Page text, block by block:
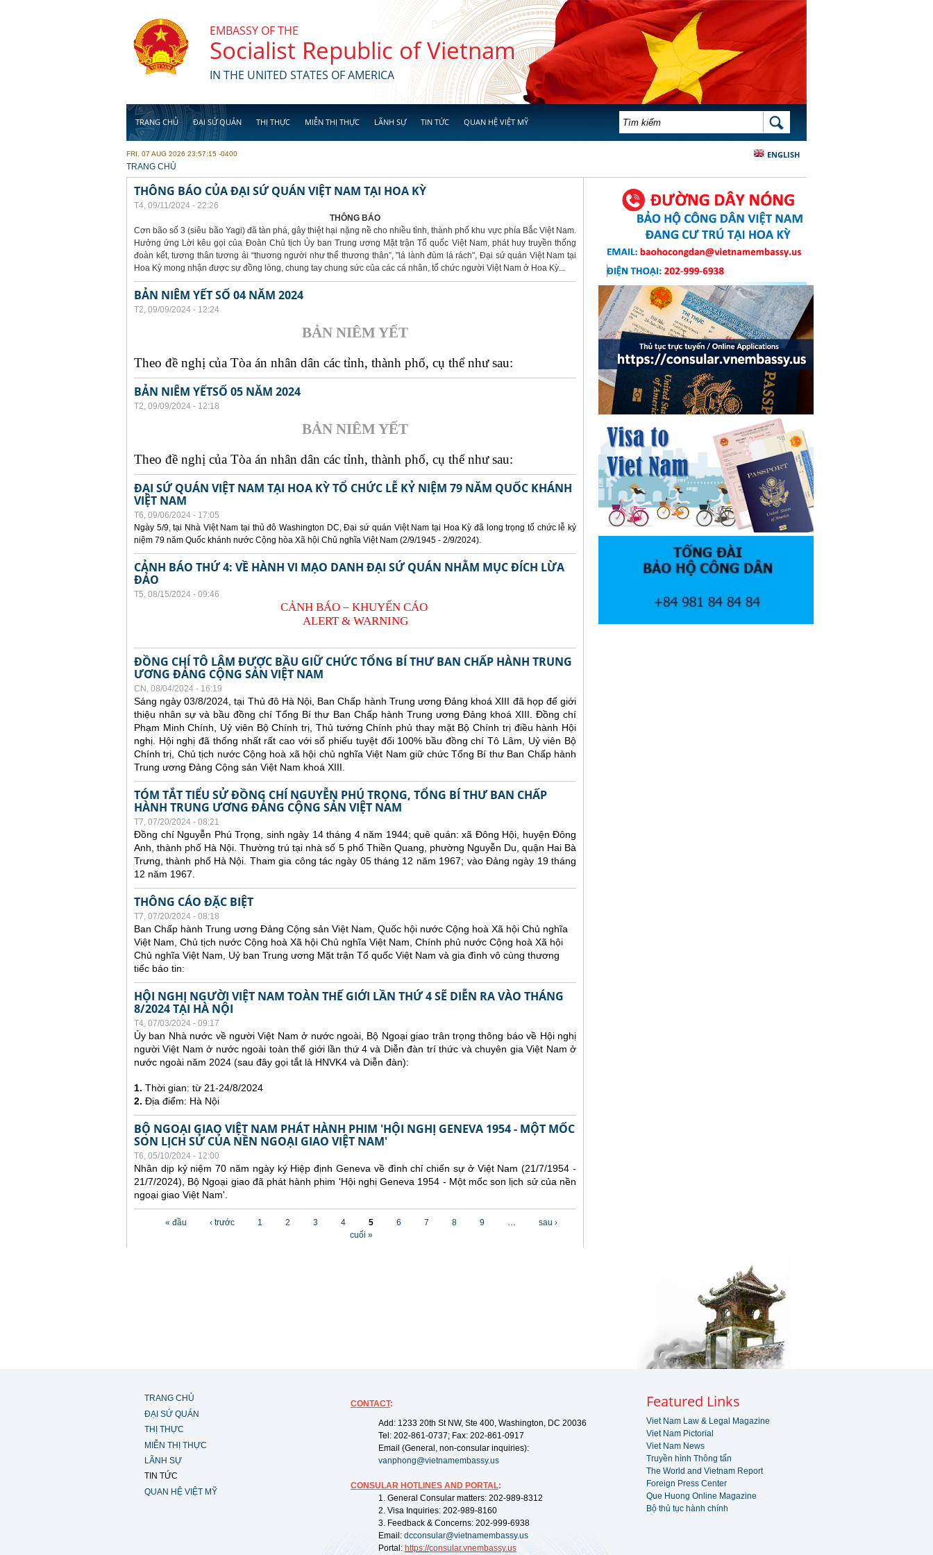
EMBASSY OF THE
Socialist Republic of Vietnam
IN THE UNITED STATES OF AMERICA
TRANG CHỦ ĐẠI SỨ QUÁN THỊ THỰC MIỄN THỊ THỰC LÃNH SỰ TIN TỨC QUAN HỆ VIỆT MỸ BIỂU MẪU TÌM KIẾM TÌM KIẾM
ENGLISH
FRI, 07 AUG 2026 23:57:15 -0400
YOU ARE HERE
TRANG CHỦ
THÔNG BÁO CỦA ĐẠI SỨ QUÁN VIỆT NAM TẠI HOA KỲ
T4, 09/11/2024 - 22:26
THÔNG BÁO
Cơn bão số 3 (siêu bão Yagi) đã tàn phá, gây thiệt hại nặng nề cho nhiều tỉnh, thành phố khu vực phía Bắc Việt Nam.
Hưởng ứng Lời kêu gọi của Đoàn Chủ tịch Ủy ban Trung ương Mặt trận Tổ quốc Việt Nam, phát huy truyền thống
đoàn kết, tương thân tương ái “thương người như thể thương thân”, "lá lành đùm lá rách", Đại sứ quán Việt Nam tại
Hoa Kỳ mong nhận được sự đồng lòng, chung tay chung sức của các cá nhân, tổ chức người Việt Nam ở Hoa Kỳ...
BẢN NIÊM YẾT SỐ 04 NĂM 2024
T2, 09/09/2024 - 12:24
BẢN NIÊM YẾT
Theo đề nghị của Tòa án nhân dân các tỉnh, thành phố, cụ thể như sau:
BẢN NIÊM YẾTSỐ 05 NĂM 2024
T2, 09/09/2024 - 12:18
BẢN NIÊM YẾT
Theo đề nghị của Tòa án nhân dân các tỉnh, thành phố, cụ thể như sau:
ĐẠI SỨ QUÁN VIỆT NAM TẠI HOA KỲ TỔ CHỨC LỄ KỶ NIỆM 79 NĂM QUỐC KHÁNH
VIỆT NAM
T6, 09/06/2024 - 17:05
Ngày 5/9, tại Nhà Việt Nam tại thủ đô Washington DC, Đại sứ quán Việt Nam tại Hoa Kỳ đã long trọng tổ chức lễ kỷ
niệm 79 năm Quốc khánh nước Cộng hòa Xã hội Chủ nghĩa Việt Nam (2/9/1945 - 2/9/2024).
CẢNH BÁO THỨ 4: VỀ HÀNH VI MẠO DANH ĐẠI SỨ QUÁN NHẰM MỤC ĐÍCH LỪA
ĐẢO
T5, 08/15/2024 - 09:46
CẢNH BÁO – KHUYẾN CÁO
ALERT & WARNING
ĐỒNG CHÍ TÔ LÂM ĐƯỢC BẦU GIỮ CHỨC TỔNG BÍ THƯ BAN CHẤP HÀNH TRUNG
ƯƠNG ĐẢNG CỘNG SẢN VIỆT NAM
CN, 08/04/2024 - 16:19
Sáng ngày 03/8/2024, tại Thủ đô Hà Nội, Ban Chấp hành Trung ương Đảng khoá XIII đã họp để giới
thiệu nhân sự và bầu đồng chí Tổng Bí thư Ban Chấp hành Trung ương Đảng khoá XIII. Đồng chí
Phạm Minh Chính, Uỷ viên Bộ Chính trị, Thủ tướng Chính phủ thay mặt Bộ Chính trị điều hành Hội
nghị. Hội nghị đã thống nhất rất cao với số phiếu tuyệt đối 100% bầu đồng chí Tô Lâm, Uỷ viên Bộ
Chính trị, Chủ tịch nước Cộng hoà xã hội chủ nghĩa Việt Nam giữ chức Tổng Bí thư Ban Chấp hành
Trung ương Đảng Cộng sản Việt Nam khoá XIII.
TÓM TẮT TIỂU SỬ ĐỒNG CHÍ NGUYỄN PHÚ TRỌNG, TỔNG BÍ THƯ BAN CHẤP
HÀNH TRUNG ƯƠNG ĐẢNG CỘNG SẢN VIỆT NAM
T7, 07/20/2024 - 08:21
Đồng chí Nguyễn Phú Trọng, sinh ngày 14 tháng 4 năm 1944; quê quán: xã Đông Hội, huyện Đông
Anh, thành phố Hà Nội. Thường trú tại nhà số 5 phố Thiền Quang, phường Nguyễn Du, quận Hai Bà
Trưng, thành phố Hà Nội. Tham gia công tác ngày 05 tháng 12 năm 1967; vào Đảng ngày 19 tháng
12 năm 1967.
THÔNG CÁO ĐẶC BIỆT
T7, 07/20/2024 - 08:18
Ban Chấp hành Trung ương Đảng Cộng sản Việt Nam, Quốc hội nước Cộng hoà Xã hội Chủ nghĩa
Việt Nam, Chủ tịch nước Cộng hoà Xã hội Chủ nghĩa Việt Nam, Chính phủ nước Cộng hoà Xã hội
Chủ nghĩa Việt Nam, Uỷ ban Trung ương Mặt trận Tổ quốc Việt Nam và gia đình vô cùng thương
tiếc báo tin:
HỘI NGHỊ NGƯỜI VIỆT NAM TOÀN THẾ GIỚI LẦN THỨ 4 SẼ DIỄN RA VÀO THÁNG
8/2024 TẠI HÀ NỘI
T4, 07/03/2024 - 09:17
Ủy ban Nhà nước về người Việt Nam ở nước ngoài, Bộ Ngoại giao trân trọng thông báo về Hội nghị
người Việt Nam ở nước ngoài toàn thế giới lần thứ 4 và Diễn đàn trí thức và chuyên gia Việt Nam ở
nước ngoài năm 2024 (sau đây gọi tắt là HNVK4 và Diễn đàn):
1. Thời gian: từ 21-24/8/2024
2. Địa điểm: Hà Nội
BỘ NGOẠI GIAO VIỆT NAM PHÁT HÀNH PHIM 'HỘI NGHỊ GENEVA 1954 - MỘT MỐC
SON LỊCH SỬ CỦA NỀN NGOẠI GIAO VIỆT NAM'
T6, 05/10/2024 - 12:00
Nhân dịp kỷ niệm 70 năm ngày ký Hiệp định Geneva về đình chỉ chiến sự ở Việt Nam (21/7/1954 -
21/7/2024), Bộ Ngoại giao đã phát hành phim 'Hội nghị Geneva 1954 - Một mốc son lịch sử của nền
ngoại giao Việt Nam'.
« đầu ‹ trước 1 2 3 4 5 6 7 8 9 …
sau ›
cuối »
TRANG CHỦ
ĐẠI SỨ QUÁN
THỊ THỰC
MIỄN THỊ THỰC
LÃNH SỰ
TIN TỨC
QUAN HỆ VIỆT MỸ
CONTACT:
Add: 1233 20th St NW, Ste 400, Washington, DC 20036
Tel: 202-861-0737; Fax: 202-861-0917
Email (General, non-consular inquiries):
vanphong@vietnamembassy.us
CONSULAR HOTLINES AND PORTAL:
1. General Consular matters: 202-989-8312
2. Visa Inquiries: 202-989-8160
3. Feedback & Concerns: 202-999-6938
Email: dcconsular@vietnamembassy.us
Portal: https://consular.vnembassy.us
Featured Links
Viet Nam Law & Legal Magazine
Viet Nam Pictorial
Viet Nam News
Truyền hình Thông tấn
The World and Vietnam Report
Foreign Press Center
Que Huong Online Magazine
Bộ thủ tục hành chính